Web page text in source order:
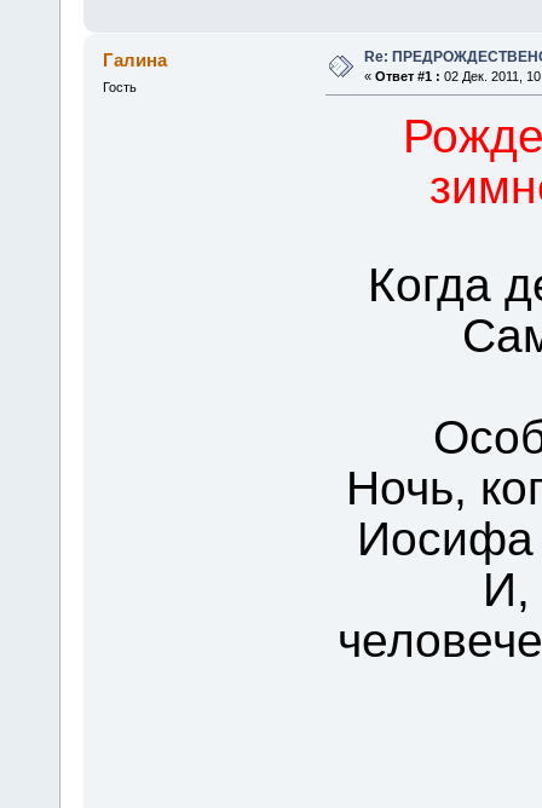
Галина
Гость
Re:
« Ответ #1 : 02 Дек. 2011,
Когда
Ночь,
Иосифа
И,